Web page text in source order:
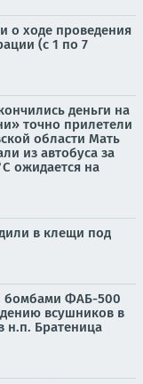
о ходе проведения
(с 1 по 7
деньги на
точно прилетели
области Мать
из автобуса за
ожидается на
в клещи под
бомбами ФАБ-500
всушников в
н.п. Братеница